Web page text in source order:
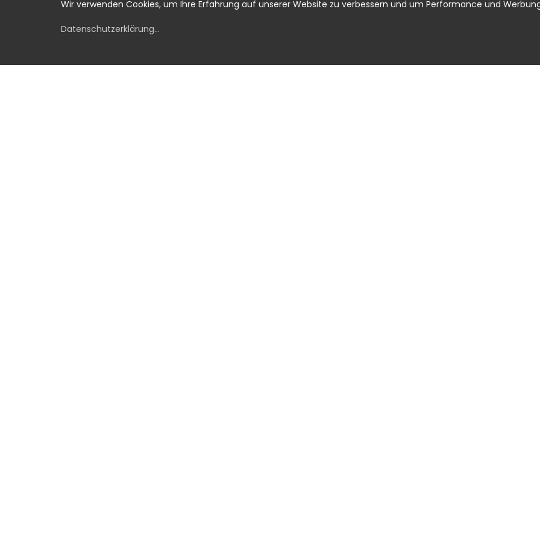
Wir verwenden Cookies, um Ihre Erfahrung auf unserer Website zu verbessern und um Performance und
Datenschutzerklärung...